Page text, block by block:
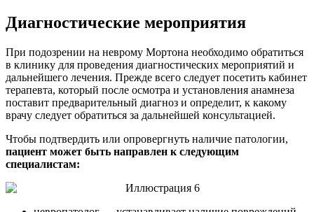
Диагностические мероприятия
При подозрении на неврому Мортона необходимо обратиться
в клинику для проведения диагностических мероприятий и
дальнейшего лечения. Прежде всего следует посетить кабинет
терапевта, который после осмотра и установления анамнеза
поставит предварительный диагноз и определит, к какому
врачу следует обратиться за дальнейшей консультацией.
Чтобы подтвердить или опровергнуть наличие патологии,
пациент может быть направлен к следующим
специалистам: